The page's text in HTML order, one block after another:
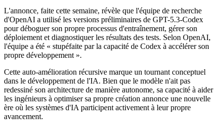
L'annonce, faite cette semaine, révèle que l'équipe de recherche
d'OpenAI a utilisé les versions préliminaires de GPT-5.3-Codex
pour déboguer son propre processus d'entraînement, gérer son
déploiement et diagnostiquer les résultats des tests. Selon OpenAI,
l'équipe a été « stupéfaite par la capacité de Codex à accélérer son
propre développement ».
Cette auto-amélioration récursive marque un tournant conceptuel
dans le développement de l'IA. Bien que le modèle n'ait pas
redessiné son architecture de manière autonome, sa capacité à aider
les ingénieurs à optimiser sa propre création annonce une nouvelle
ère où les systèmes d'IA participent activement à leur propre
avancement.